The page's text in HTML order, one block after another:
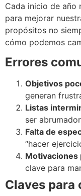
Cada inicio de año
para mejorar
propósitos no
cómo podemos
Errores
Objetivos
generan
Listas
ser
Falta de
“hacer
Motivaciones
clave para
Claves para